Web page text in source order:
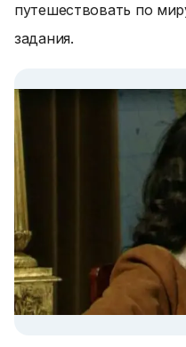
путешествовать по
задания.